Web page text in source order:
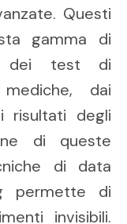
Questi
gamma di
dei test di
dai
risultati degli
di queste
di data
permette di
invisibili.